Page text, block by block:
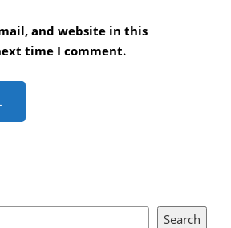
and website in this
time I comment.
Search